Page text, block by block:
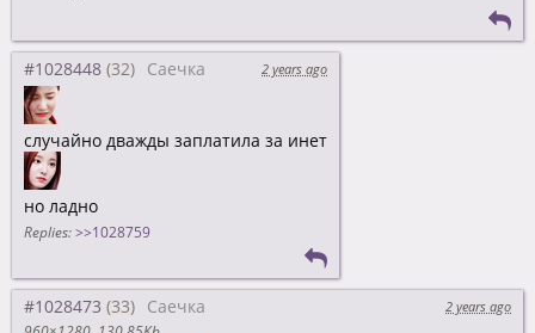
#1028448 Саечка 2 years ago
случайно дважды заплатила за инет
но ладно
Replies: >>1028759
#1028473 Саечка
2 years ago